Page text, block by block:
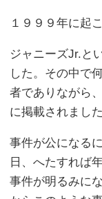
１９９９年に起
ジャニーズJr.と
した。その中で
者でありながら
に掲載されました
事件が公になる
日、へたすれば
事件が明るみに